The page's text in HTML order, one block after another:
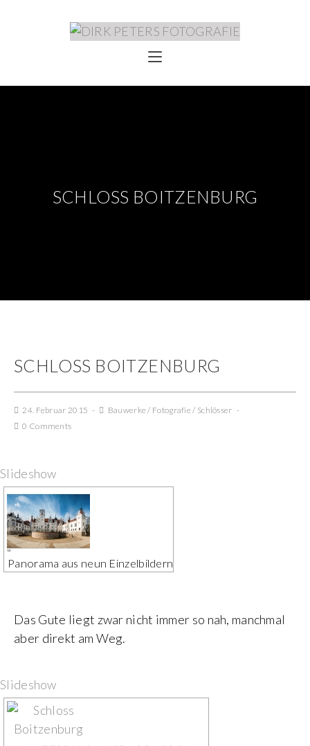
SCHLOSS BOITZENBURG
SCHLOSS BOITZENBURG
24. Februar 2015 Bauwerke / Fotografie / Schlösser
0 Comments
Slideshow
Panorama aus neun Einzelbildern
Das Gute liegt zwar nicht immer so nah, manchmal
aber direkt am Weg.
Slideshow